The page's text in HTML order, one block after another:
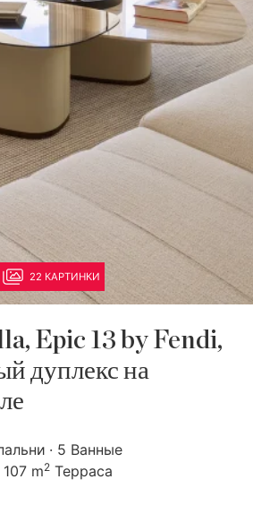
22 КАРТИНКИ
Epic 13 by Fendi,
дуплекс на
5 Ванные
107 m2 Терраса